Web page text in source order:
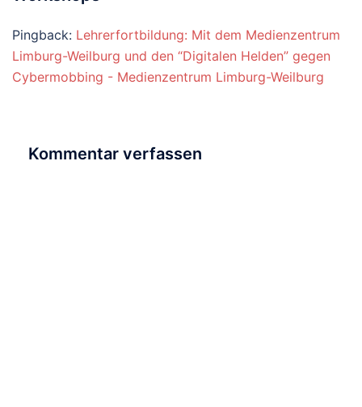
Pingback: Lehrerfortbildung: Mit dem Medienzentrum
Limburg-Weilburg und den “Digitalen Helden” gegen
Cybermobbing - Medienzentrum Limburg-Weilburg
Kommentar verfassen